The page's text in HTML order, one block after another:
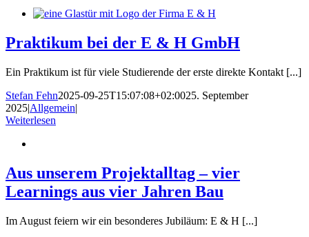
Praktikum bei der E & H GmbH
Ein Praktikum ist für viele Studierende der erste direkte Kontakt [...]
Stefan Fehn2025-09-25T15:07:08+02:0025. September
2025|Allgemein|
Weiterlesen
Aus unserem Projektalltag – vier
Learnings aus vier Jahren Bau
Im August feiern wir ein besonderes Jubiläum: E & H [...]